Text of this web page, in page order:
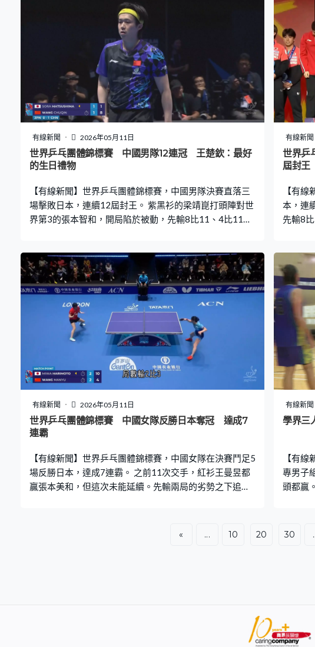
上11。
有線新聞 2026年05月11日
世界乒乓團體錦標賽 中國男隊12連冠 王楚欽：最好
的生日禮物
【有線新聞】世界乒乓團體錦標賽，中國男隊決賽直落三
場擊敗日本，連續12屆封王。 紫黑衫的梁靖崑打頭陣對世
界第3的張本智和，開局陷於被動，先輸8比11、4比11，
梁靖崑絕地反擊，連取8分，贏11比8，局數反勝3比2，為
中國搶到重要第一分。 「一哥」王楚欽緊接鬥松島輝空都
要打逆境波，首局輸8比11。過去7次交手贏5次，上月世
界盃決賽打足七局封王，王楚欽今場同樣是贏家，連贏12
比10、11比2、11比9，局數贏3比1，中國大分拉開2比
0。 第三棒的林詩棟對戶上隼輔領先兩局被追近，反手推
一板直線，第四局贏11比9，局數贏3比1。中國場數3比0
擊敗日本，成功衛冕。即使小組賽兩度失利，中國用實力
再證明乒壇霸主地位，第24次捧走錦標，26歲生日的王楚
欽說是最好的禮物。
有線新聞
世界乒
屆封王
【有
本，連
先輸8
先輸
分拉開
四局都
成功衛
有線新聞 2026年05月11日
世界乒乓團體錦標賽 中國女隊反勝日本奪冠 達成7
連霸
【有線新聞】世界乒乓團體錦標賽，中國女隊在決賽鬥足5
場反勝日本，達成7連霸。 之前11次交手，紅衫王曼昱都
贏張本美和，但這次未能延續。先輸兩局的劣勢之下追
有線新聞
學界三
【有
專男子
頭都贏
學的
« ... 10 20 30